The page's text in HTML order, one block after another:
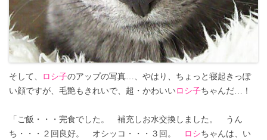
そして、 ロシ子のアップの写真…、やはり、ちょっと寝起きっぽ
い顔ですが、毛艶もきれいで、超・かわいいロシ子ちゃんだ…！
「ご飯・・・完食でした。 補充しお水交換しました。 うん
ち・・・２回良好。 オシッコ・・・３回。
ロシちゃんは、い